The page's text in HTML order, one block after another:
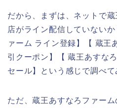
だから、まずは、ネットで
店がライン配信していない
ァーム ライン登録】【 蔵王
引クーポン】【 蔵王あすな
セール】という感じで調べて
ただ、蔵王あすなろファー